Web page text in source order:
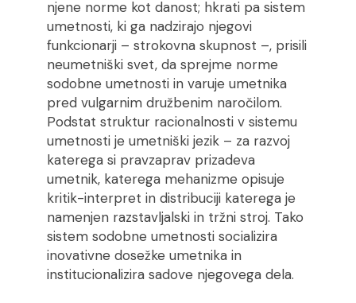
njene norme kot danost; hkrati pa sistem
umetnosti, ki ga nadzirajo njegovi
funkcionarji – strokovna skupnost –, prisili
neumetniški svet, da sprejme norme
sodobne umetnosti in varuje umetnika
pred vulgarnim družbenim naročilom.
Podstat struktur racionalnosti v sistemu
umetnosti je umetniški jezik – za razvoj
katerega si pravzaprav prizadeva
umetnik, katerega mehanizme opisuje
kritik-interpret in distribuciji katerega je
namenjen razstavljalski in tržni stroj. Tako
sistem sodobne umetnosti socializira
inovativne dosežke umetnika in
institucionalizira sadove njegovega dela.